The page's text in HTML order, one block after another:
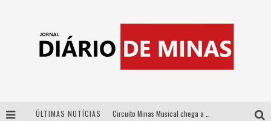
ÚLTIMAS NOTÍCIAS